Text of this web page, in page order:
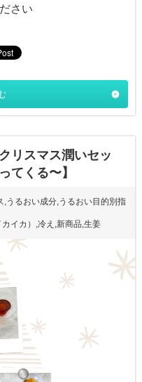
さい
リスマス潤いセッ
てくる〜】
,うるおい成分,うるおい目的別指
イカ） ,冷え ,新商品,生姜